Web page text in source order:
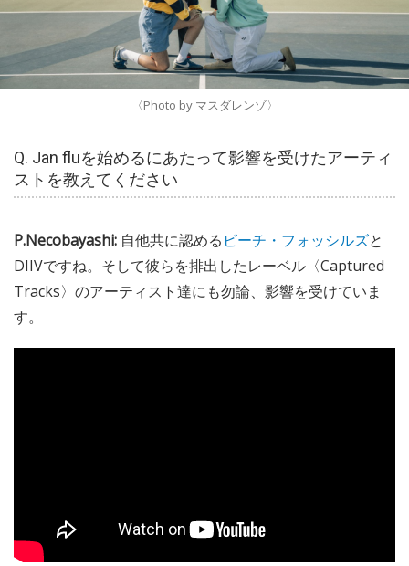
〈Photo by マスダレンゾ〉
Q. Jan fluを始めるにあたって影響を受けたアーティ
ストを教えてください
P.Necobayashi: 自他共に認める ビーチ・フォッシルズと
DIIVですね。そして彼らを排出したレーベル〈Captured
Tracks〉のアーティスト達にも勿論、影響を受けていま
す。